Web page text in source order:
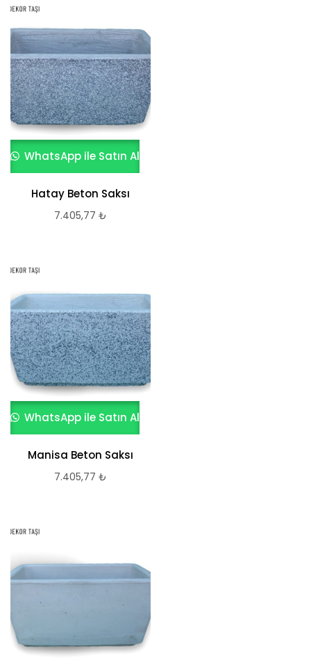
WhatsApp ile Satın Al
Hatay Beton Saksı
7.405,77 ₺
WhatsApp ile Satın Al
Manisa Beton Saksı
7.405,77 ₺